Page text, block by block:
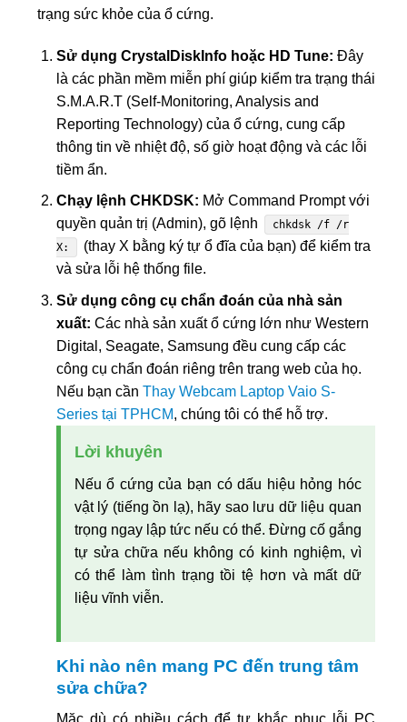
trạng sức khỏe của ổ cứng.
Sử dụng CrystalDiskInfo hoặc HD Tune: Đây
là các phần mềm miễn phí giúp kiểm tra trạng thái
S.M.A.R.T (Self-Monitoring, Analysis and
Reporting Technology) của ổ cứng, cung cấp
thông tin về nhiệt độ, số giờ hoạt động và các lỗi
tiềm ẩn.
Chạy lệnh CHKDSK: Mở Command Prompt với
quyền quản trị (Admin), gõ lệnh
chkdsk /f /r
X:
(thay X bằng ký tự ổ đĩa của bạn) để kiểm tra
và sửa lỗi hệ thống file.
Sử dụng công cụ chẩn đoán của nhà sản
xuất: Các nhà sản xuất ổ cứng lớn như Western
Digital, Seagate, Samsung đều cung cấp các
công cụ chẩn đoán riêng trên trang web của họ.
Nếu bạn cần Thay Webcam Laptop Vaio S-
Series tại TPHCM, chúng tôi có thể hỗ trợ.
Lời khuyên
Nếu ổ cứng của bạn có dấu hiệu hỏng hóc
vật lý (tiếng ồn lạ), hãy sao lưu dữ liệu quan
trọng ngay lập tức nếu có thể. Đừng cố gắng
tự sửa chữa nếu không có kinh nghiệm, vì
có thể làm tình trạng tồi tệ hơn và mất dữ
liệu vĩnh viễn.
Khi nào nên mang PC đến trung tâm
sửa chữa?